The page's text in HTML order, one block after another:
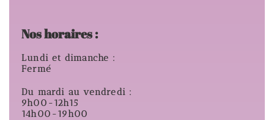
Nos horaires :
Lundi et dimanche :
Fermé
Du mardi au vendredi :
9h00-12h15
14h00-19h00